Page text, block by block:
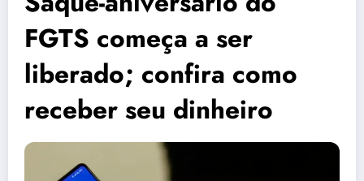
FGTS começa a ser
liberado; confira como
receber seu dinheiro